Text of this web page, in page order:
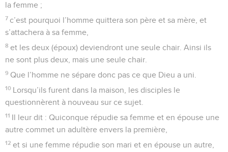
la femme ;
7 c’est pourquoi l’homme quittera son père et sa mère, et
s’attachera à sa femme,
8 et les deux (époux) deviendront une seule chair. Ainsi ils
ne sont plus deux, mais une seule chair.
9 Que l’homme ne sépare donc pas ce que Dieu a uni.
10 Lorsqu’ils furent dans la maison, les disciples le
questionnèrent à nouveau sur ce sujet.
11 Il leur dit : Quiconque répudie sa femme et en épouse une
autre commet un adultère envers la première,
12 et si une femme répudie son mari et en épouse un autre,